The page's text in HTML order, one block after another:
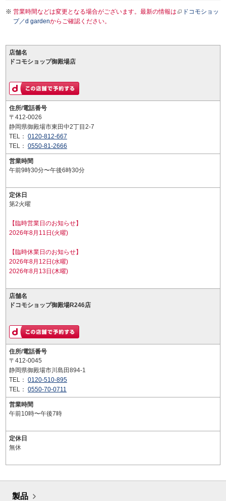
営業時間などは変更となる場合がございます。最新の情報は
ドコモショッ
プ／d gardenからご確認ください。
店舗名
ドコモショップ御殿場店
住所/電話番号
〒412-0026
静岡県御殿場市東田中2丁目2-7
TEL： 0120-812-667
TEL： 0550-81-2666
営業時間
午前9時30分〜午後6時30分
定休日
第2火曜
【臨時営業日のお知らせ】
2026年8月11日(火曜)
【臨時休業日のお知らせ】
2026年8月12日(水曜)
2026年8月13日(木曜)
店舗名
ドコモショップ御殿場R246店
住所/電話番号
〒412-0045
静岡県御殿場市川島田894-1
TEL： 0120-510-895
TEL： 0550-70-0711
営業時間
午前10時〜午後7時
定休日
無休
製品